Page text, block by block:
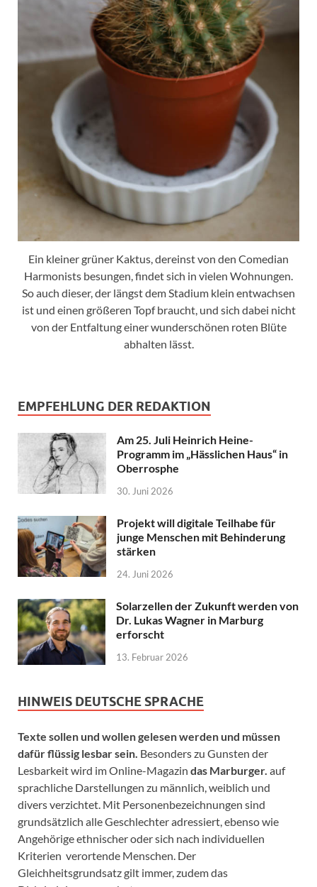
Ein kleiner grüner Kaktus, dereinst von den Comedian
Harmonists besungen, findet sich in vielen Wohnungen.
So auch dieser, der längst dem Stadium klein entwachsen
ist und einen größeren Topf braucht, und sich dabei nicht
von der Entfaltung einer wunderschönen roten Blüte
abhalten lässt.
EMPFEHLUNG DER REDAKTION
Am 25. Juli Heinrich Heine-
Programm im „Hässlichen Haus“ in
Oberrosphe
30. Juni 2026
Projekt will digitale Teilhabe für
junge Menschen mit Behinderung
stärken
24. Juni 2026
Solarzellen der Zukunft werden von
Dr. Lukas Wagner in Marburg
erforscht
13. Februar 2026
HINWEIS DEUTSCHE SPRACHE
Texte sollen und wollen gelesen werden und müssen
dafür flüssig lesbar sein. Besonders zu Gunsten der
Lesbarkeit wird im Online-Magazin das Marburger. auf
sprachliche Darstellungen zu männlich, weiblich und
divers verzichtet. Mit Personenbezeichnungen sind
grundsätzlich alle Geschlechter adressiert, ebenso wie
Angehörige ethnischer oder sich nach individuellen
Kriterien verortende Menschen. Der
Gleichheitsgrundsatz gilt immer, zudem das